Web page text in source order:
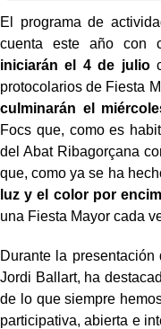
El programa de
cuenta este año con
iniciarán el 4 de julio
protocolarios de Fiesta
culminarán el
Focs que, como es
del Abat Ribagorçana
que, como ya se ha
luz y el color por
una Fiesta Mayor cada
Durante la
Jordi Ballart, ha
de lo que siempre
participativa, abierta e